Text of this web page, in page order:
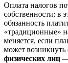
Оплата налогов
собственности: в
обязанность
«традиционные»
меняется, если
может возникнуть
физических лиц